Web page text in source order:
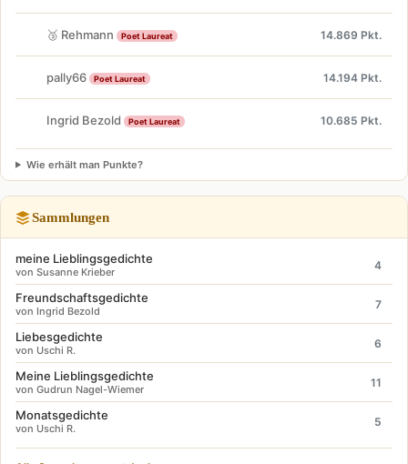
🥉 Rehmann Poet Laureat 14.869 Pkt.
pally66 Poet Laureat 14.194 Pkt.
Ingrid Bezold Poet Laureat 10.685 Pkt.
Wie erhält man Punkte?
Sammlungen
meine Lieblingsgedichte
von Susanne Krieber
4
Freundschaftsgedichte
von Ingrid Bezold
7
Liebesgedichte
von Uschi R.
6
Meine Lieblingsgedichte
von Gudrun Nagel-Wiemer
11
Monatsgedichte
von Uschi R.
5